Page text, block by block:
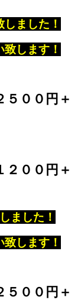
ました！
します！
００円＋
００円＋
ました！
します！
００円＋